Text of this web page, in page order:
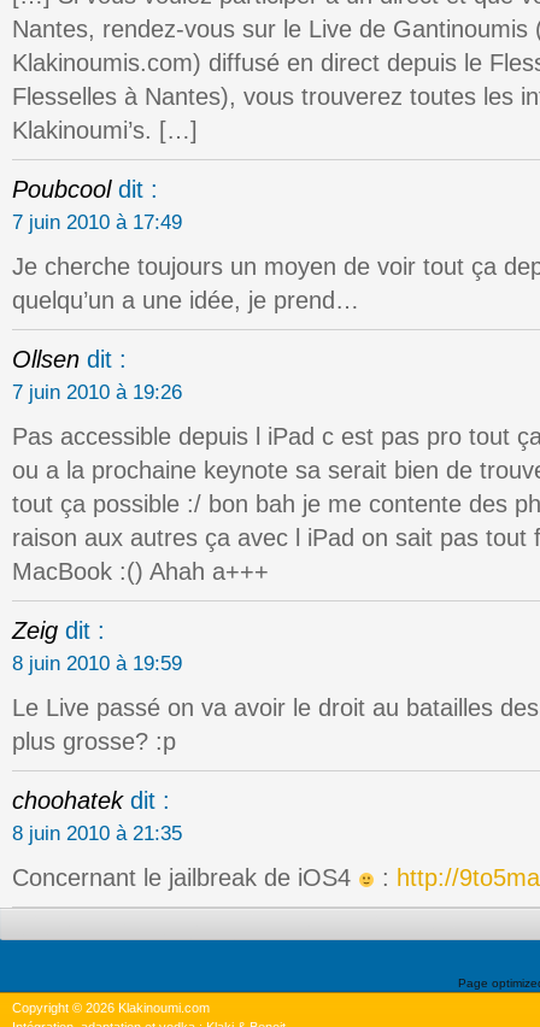
Nantes, rendez-vous sur le Live de Gantinoumis
Klakinoumis.com) diffusé en direct depuis le
Flesselles à Nantes), vous trouverez toutes les
Klakinoumi’s. […]
Poubcool dit :
7 juin 2010 à 17:49
Je cherche toujours un moyen de voir tout ça
quelqu’un a une idée, je prend…
Ollsen dit :
7 juin 2010 à 19:26
Pas accessible depuis l iPad c est pas pro tout
ou a la prochaine keynote sa serait bien de
tout ça possible :/ bon bah je me contente des
raison aux autres ça avec l iPad on sait pas tout
MacBook :() Ahah a+++
Zeig dit :
8 juin 2010 à 19:59
Le Live passé on va avoir le droit au batailles
plus grosse? :p
choohatek dit :
8 juin 2010 à 21:35
Concernant le jailbreak de iOS4 : http://
Page
Copyright © 2026 Klakinoumi.com